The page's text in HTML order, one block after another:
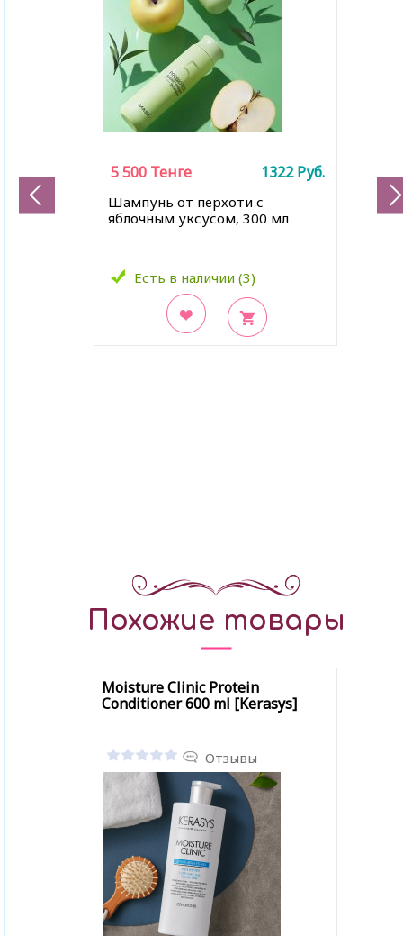
Шампунь от перхоти с
яблочным уксусом, 300 мл
Есть в наличии (3)
5 500 Тенге 1322Руб.
Похожие товары
Moisture Clinic Protein
Conditioner 600 ml [Kerasys]
Отзывы